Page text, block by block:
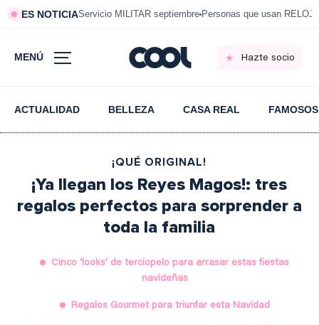
ES NOTICIAServicio MILITAR septiembre Personas que usan RELOJ
MENÚ Hazte socio
ACTUALIDAD BELLEZA CASA REAL FAMOSOS
¡QUÉ ORIGINAL!
¡Ya llegan los Reyes Magos!: tres
regalos perfectos para sorprender a
toda la familia
Cinco ‘looks’ de terciopelo para arrasar estas fiestas
navideñas
Regalos Gourmet para triunfar esta Navidad